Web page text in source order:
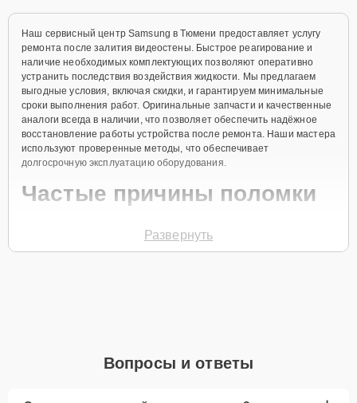
Наш сервисный центр Samsung в Тюмени предоставляет услугу
ремонта после залития видеостены. Быстрое реагирование и
наличие необходимых комплектующих позволяют оперативно
устранить последствия воздействия жидкости. Мы предлагаем
выгодные условия, включая скидки, и гарантируем минимальные
сроки выполнения работ. Оригинальные запчасти и качественные
аналоги всегда в наличии, что позволяет обеспечить надёжное
восстановление работы устройства после ремонта. Наши мастера
используют проверенные методы, что обеспечивает
долгосрочную эксплуатацию оборудования.
Частые причины поломки
Попадание жидкости на внутренние компоненты.
Короткое замыкание вследствие залития.
Для ремонта после залития видеостены свяжитесь с нами по
Развернуть
Вопросы и ответы